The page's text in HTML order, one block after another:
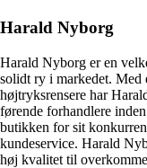
Harald Nyborg
Harald Nyborg er en
solidt ry i markedet.
højtryksrensere har
førende forhandlere
butikken for sit
kundeservice. Harald
høj kvalitet til